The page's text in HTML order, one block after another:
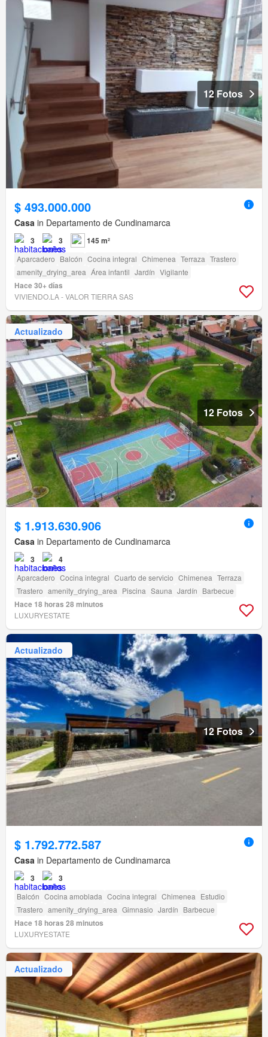
12 Fotos
$ 493.000.000
Casa in Departamento de Cundinamarca
3 3 145 m²
Aparcadero Balcón Cocina integral Chimenea Terraza Trastero
amenity_drying_area Área infantil Jardín Vigilante
Hace 30+ días
VIVIENDO.LA - VALOR TIERRA SAS
Actualizado
12 Fotos
$ 1.913.630.906
Casa in Departamento de Cundinamarca
3 4
Aparcadero Cocina integral Cuarto de servicio Chimenea Terraza
Trastero amenity_drying_area Piscina Sauna Jardín Barbecue
Hace 18 horas 28 minutos
LUXURYESTATE
Actualizado
12 Fotos
$ 1.792.772.587
Casa in Departamento de Cundinamarca
3 3
Balcón Cocina amoblada Cocina integral Chimenea Estudio
Trastero amenity_drying_area Gimnasio Jardín Barbecue
Hace 18 horas 28 minutos
LUXURYESTATE
Actualizado